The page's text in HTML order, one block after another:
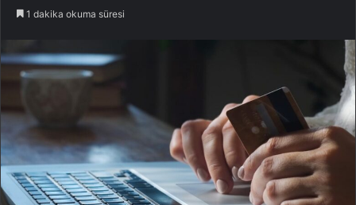
1 dakika okuma süresi